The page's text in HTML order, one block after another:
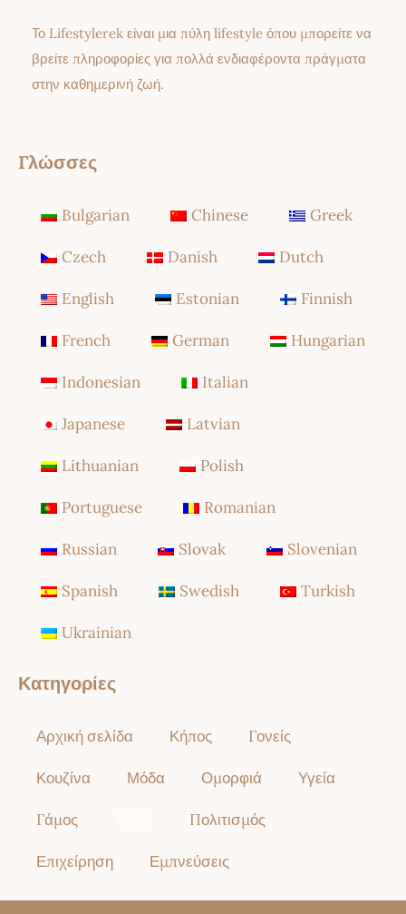
Το Lifestylerek είναι μια πύλη lifestyle όπου μπορείτε να
βρείτε πληροφορίες για πολλά ενδιαφέροντα πράγματα
στην καθημερινή ζωή.
Γλώσσες
Bulgarian Chinese Greek
Czech Danish Dutch
English Estonian Finnish
French German Hungarian
Indonesian Italian
Japanese Latvian
Lithuanian Polish
Portuguese Romanian
Russian Slovak Slovenian
Spanish Swedish Turkish
Ukrainian
Κατηγορίες
Αρχική σελίδα Κήπος Γονείς
Κουζίνα Μόδα Ομορφιά Υγεία
Γάμος Πολιτισμός
Επιχείρηση Εμπνεύσεις